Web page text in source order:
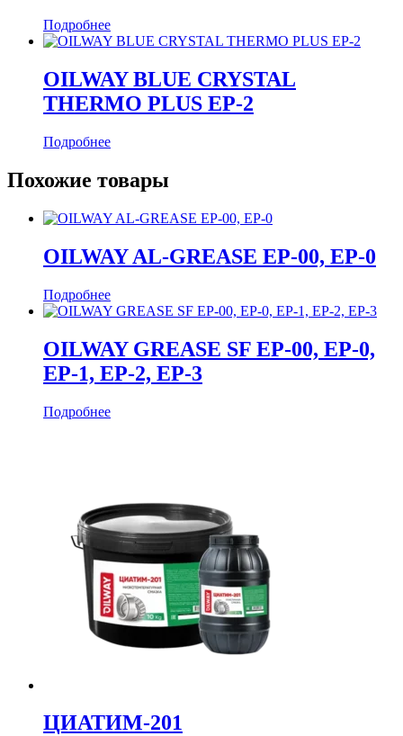
Подробнее
OILWAY BLUE CRYSTAL
THERMO PLUS EP-2
Подробнее
Похожие товары
OILWAY AL-GREASE EP-00, EP-0
Подробнее
OILWAY GREASE SF EP-00, EP-0,
EP-1, EP-2, EP-3
Подробнее
ЦИАТИМ-201